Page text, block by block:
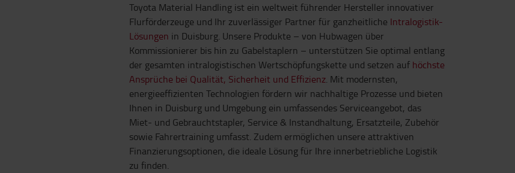
Toyota Material Handling ist ein weltweit führender Hersteller innovativer
Flurförderzeuge und Ihr zuverlässiger Partner für ganzheitliche Intralogistik-
Lösungen in Duisburg. Unsere Produkte – von Hubwagen über
Kommissionierer bis hin zu Gabelstaplern – unterstützen Sie optimal entlang
der gesamten intralogistischen Wertschöpfungskette und setzen auf höchste
Ansprüche bei Qualität, Sicherheit und Effizienz. Mit modernsten,
energieeffizienten Technologien fördern wir nachhaltige Prozesse und bieten
Ihnen in Duisburg und Umgebung ein umfassendes Serviceangebot, das
Miet- und Gebrauchtstapler, Service & Instandhaltung, Ersatzteile, Zubehör
sowie Fahrertraining umfasst. Zudem ermöglichen unsere attraktiven
Finanzierungsoptionen, die ideale Lösung für Ihre innerbetriebliche Logistik
zu finden.